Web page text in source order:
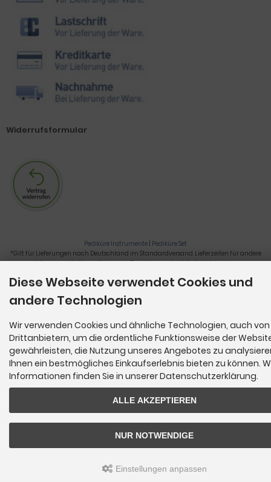
Widerrufsformular
Pediküre Instrumente | Pediküre Set
*Gilt für Lieferungen nach Deutschland im Standardversand. Lieferzeiten für andere
Länder und Informationen zur Berechnung der Lieferfrist siehehier.
Nagelzange, Podologie, Pediküre, Fußpflegegeräte, Nagelfräser © 2026
Diese Webseite verwendet Cookies und
andere Technologien
Wir verwenden Cookies und ähnliche Technologien, auch von
Drittanbietern, um die ordentliche Funktionsweise der
gewährleisten, die Nutzung unseres Angebotes zu
Ihnen ein bestmögliches Einkaufserlebnis bieten zu können.
Informationen finden Sie in unserer Datenschutzerklärung.
ALLE AKZEPTIEREN
NUR NOTWENDIGE
Einstellungen anpassen